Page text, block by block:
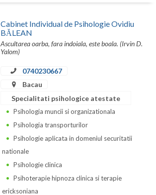
Cabinet Individual de Psihologie Ovidiu
BĂLEAN
Ascultarea oarba, fara indoiala, este boala. (Irvin D.
Yalom)
0740230667
Bacau
Specialitati psihologice atestate
Psihologia muncii si organizationala
Psihologia transporturilor
Psihologie aplicata in domeniul securitatii
nationale
Psihologie clinica
Psihoterapie hipnoza clinica si terapie
ericksoniana